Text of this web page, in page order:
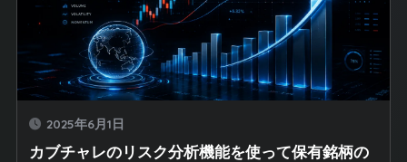
2025年6月1日
カブチャレのリスク分析機能を使って保有銘柄の